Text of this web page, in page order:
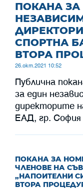
ПОКАНА
СПОРТНА
ВТОРА
26.окт.2021 10:52
Публична
за един
директорите
ЕАД, гр. София
ПОКАНА ЗА
ЧЛЕНОВЕ НА
„НАПОИТЕЛНИ
ВТОРА